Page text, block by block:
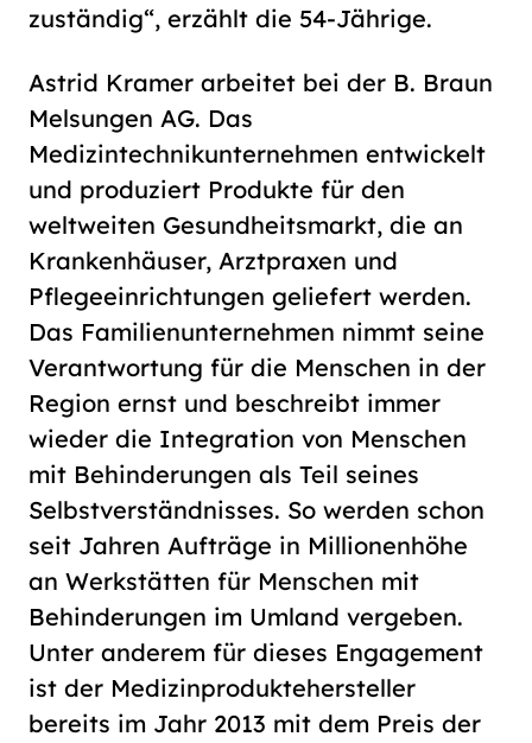
zuständig“, erzählt die 54-Jährige.
Astrid Kramer arbeitet bei der B. Braun
Melsungen AG. Das
Medizintechnikunternehmen entwickelt
und produziert Produkte für den
weltweiten Gesundheitsmarkt, die an
Krankenhäuser, Arztpraxen und
Pflegeeinrichtungen geliefert werden.
Das Familienunternehmen nimmt seine
Verantwortung für die Menschen in der
Region ernst und beschreibt immer
wieder die Integration von Menschen
mit Behinderungen als Teil seines
Selbstverständnisses. So werden schon
seit Jahren Aufträge in Millionenhöhe
an Werkstätten für Menschen mit
Behinderungen im Umland vergeben.
Unter anderem für dieses Engagement
ist der Medizinproduktehersteller
bereits im Jahr 2013 mit dem Preis der